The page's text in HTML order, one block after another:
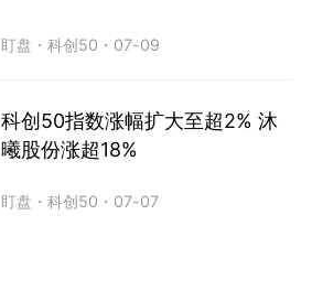
盯盘 ・科创50 ・ 07-09
科创50指数涨幅扩大至超2% 沐
曦股份涨超18%
盯盘 ・科创50 ・ 07-07